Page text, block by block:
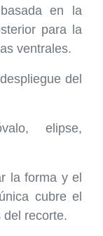
en la
para la
ventrales.
del
elipse,
la forma y el
cubre el
del recorte.